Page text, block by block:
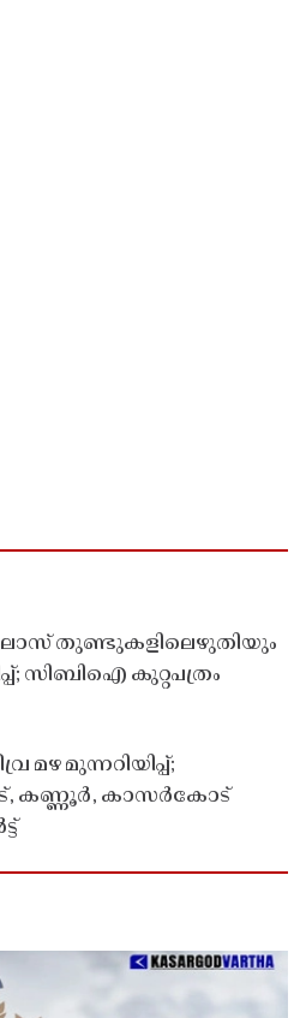
തുണ്ടുകളിലെഴുതിയും
സിബിഐ കുറ്റപത്രം
മുന്നറിയിപ്പ്;
കണ്ണൂർ, കാസർകോട്